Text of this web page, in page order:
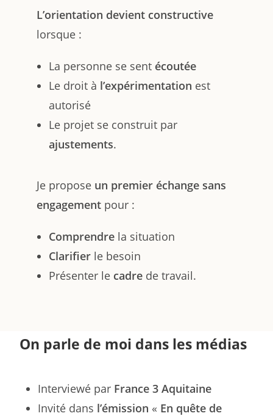
L’orientation devient constructive
lorsque :
La personne se sent écoutée
Le droit à l’expérimentation est
autorisé
Le projet se construit par
ajustements.
Je propose un premier échange sans
engagement pour :
Comprendre la situation
Clarifier le besoin
Présenter le cadre de travail.
On parle de moi dans les médias
Interviewé par France 3 Aquitaine
Invité dans l’émission « En quête de